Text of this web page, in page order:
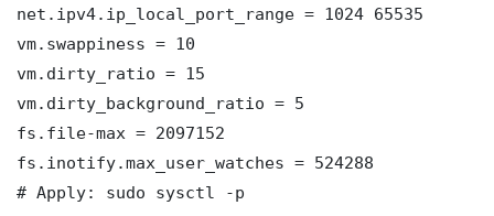
net.ipv4.ip_local_port_range = 1024 65535
vm.swappiness = 10
vm.dirty_ratio = 15
vm.dirty_background_ratio = 5
fs.file-max = 2097152
fs.inotify.max_user_watches = 524288
# Apply: sudo sysctl -p